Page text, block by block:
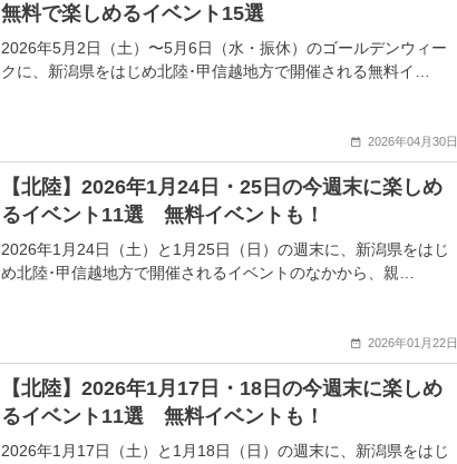
無料で楽しめるイベント15選
2026年5月2日（土）〜5月6日（水・振休）のゴールデンウィー
クに、新潟県をはじめ北陸･甲信越地方で開催される無料イ…
2026年04月30日
【北陸】2026年1月24日・25日の今週末に楽しめ
るイベント11選 無料イベントも！
2026年1月24日（土）と1月25日（日）の週末に、新潟県をはじ
め北陸･甲信越地方で開催されるイベントのなかから、親…
2026年01月22日
【北陸】2026年1月17日・18日の今週末に楽しめ
るイベント11選 無料イベントも！
2026年1月17日（土）と1月18日（日）の週末に、新潟県をはじ